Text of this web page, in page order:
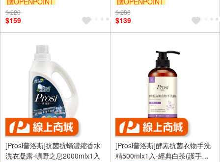
$ 220
$159
$ 230
$139
[Prosi普洛斯]抗菌抗蟎濃縮香水
洗衣凝露-曠野之息2000mlx1入
[Prosi普洛斯]酵素抗菌衣物手洗
精500mlx1入-經典白茶(護手配